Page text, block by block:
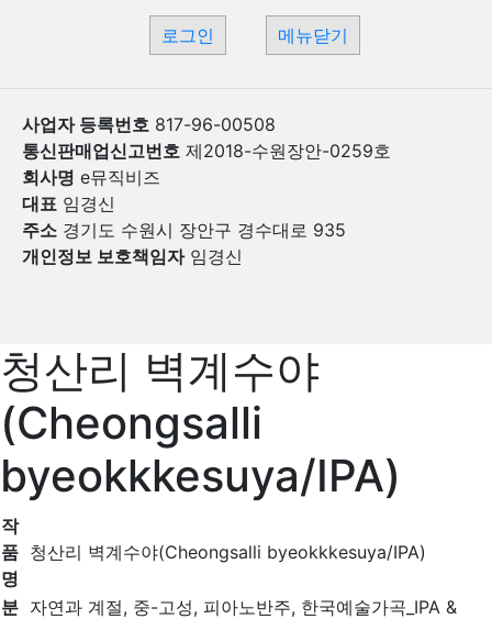
로그인 메뉴닫기
사업자 등록번호 817-96-00508
통신판매업신고번호 제2018-수원장안-0259호
회사명 e뮤직비즈
대표 임경신
주소 경기도 수원시 장안구 경수대로 935
개인정보 보호책임자임경신
청산리 벽계수야
(Cheongsalli
byeokkkesuya/IPA)
작
품
명
청산리 벽계수야(Cheongsalli byeokkkesuya/IPA)
분 자연과 계절, 중-고성, 피아노반주, 한국예술가곡_IPA &